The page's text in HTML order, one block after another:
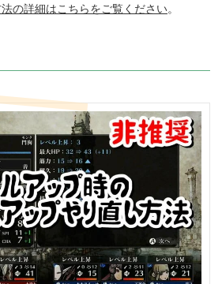
の詳細はこちらをご覧ください。